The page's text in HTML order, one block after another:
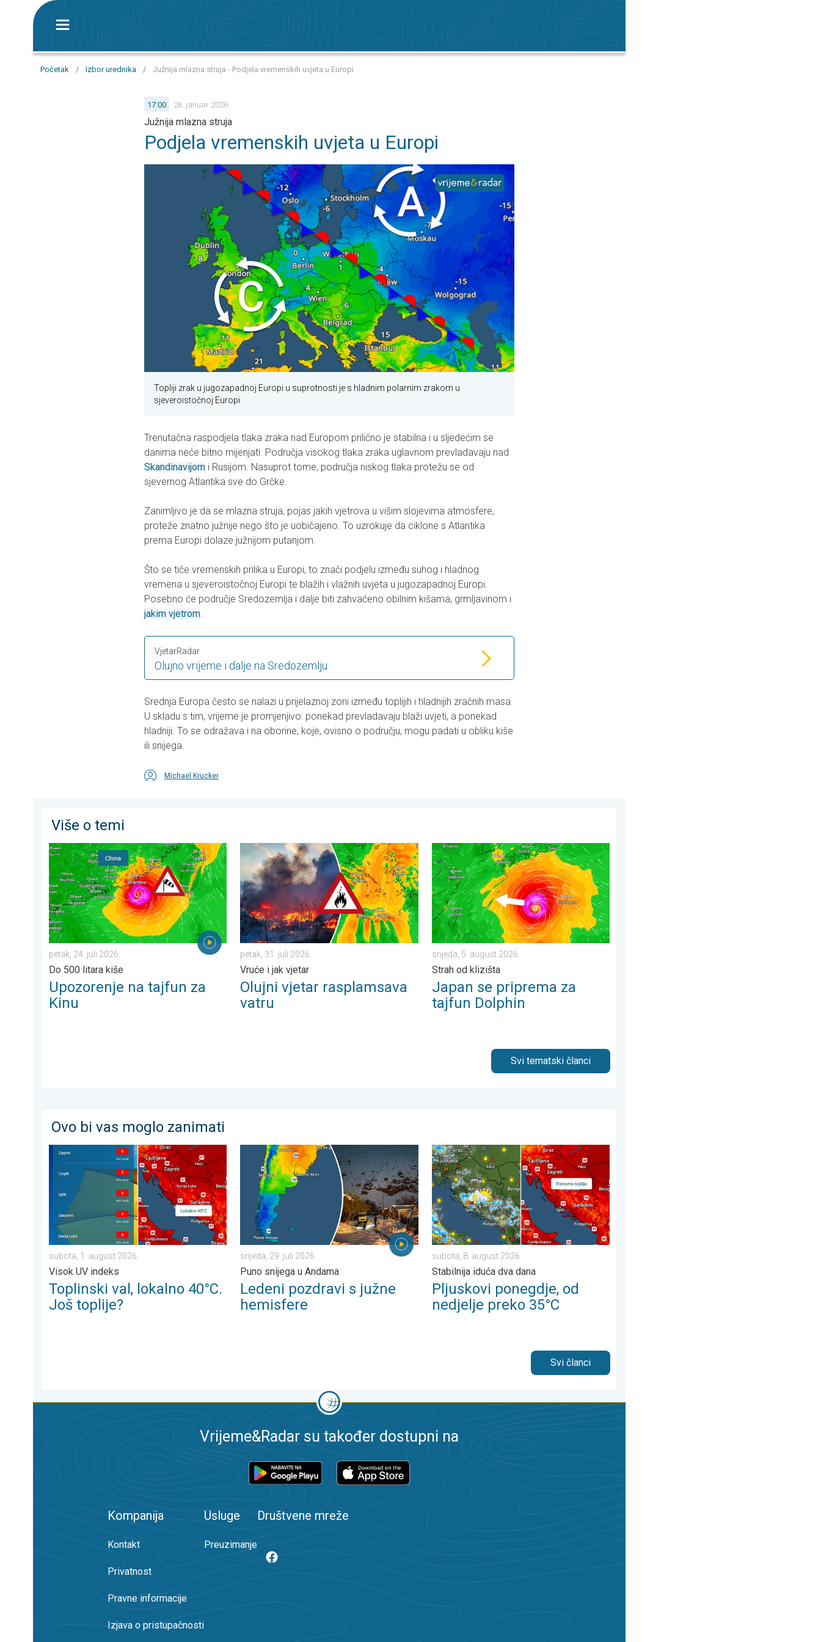
Početak / Izbor urednika / Južnija mlazna struja - Podjela vremenskih uvjeta u Europi
17:00 26. januar 2026.
Južnija mlazna struja
Podjela vremenskih uvjeta u Europi
Topliji zrak u jugozapadnoj Europi u suprotnosti je s hladnim polarnim zrakom u
sjeveroistočnoj Europi.
Trenutačna raspodjela tlaka zraka nad Europom prilično je stabilna i u sljedećim se
danima neće bitno mijenjati. Područja visokog tlaka zraka uglavnom prevladavaju nad
Skandinavijom i Rusijom. Nasuprot tome, područja niskog tlaka protežu se od
sjevernog Atlantika sve do Grčke.
Zanimljivo je da se mlazna struja, pojas jakih vjetrova u višim slojevima atmosfere,
proteže znatno južnije nego što je uobičajeno. To uzrokuje da ciklone s Atlantika
prema Europi dolaze južnijom putanjom.
Što se tiče vremenskih prilika u Europi, to znači podjelu između suhog i hladnog
vremena u sjeveroistočnoj Europi te blažih i vlažnih uvjeta u jugozapadnoj Europi.
Posebno će područje Sredozemlja i dalje biti zahvaćeno obilnim kišama, grmljavinom i
jakim vjetrom.
Olujno vrijeme i dalje na Sredozemlju
VjetarRadar
Srednja Europa često se nalazi u prijelaznoj zoni između toplijih i hladnijih zračnih masa.
U skladu s tim, vrijeme je promjenjivo: ponekad prevladavaju blaži uvjeti, a ponekad
hladniji. To se odražava i na oborine, koje, ovisno o području, mogu padati u obliku kiše
ili snijega.
Michael Krucker
Više o temi
Upozorenje na tajfun za Kinu. Do 500 litara kiše. . . petak, 24. juli 2026.
petak, 24. juli 2026.
Do 500 litara kiše
Upozorenje na tajfun za
Kinu
Olujni vjetar rasplamsava vatru. Vruće i jak vjetar. . . petak, 31. juli 2026.
petak, 31. juli 2026.
Vruće i jak vjetar
Olujni vjetar rasplamsava
vatru
Japan se priprema za tajfun Dolphin. Strah od klizišta. . . srijeda, 5. august 2026.
srijeda, 5. august 2026.
Strah od klizišta
Japan se priprema za
tajfun Dolphin
Svi tematski članci
Ovo bi vas moglo zanimati
Toplinski val, lokalno 40°C. Još toplije?. Visok UV indeks. . . subota, 1. august 2026.
subota, 1. august 2026.
Visok UV indeks
Toplinski val, lokalno 40°C.
Još toplije?
Ledeni pozdravi s južne hemisfere. Puno snijega u Andama. . . srijeda, 29. juli 2026.
srijeda, 29. juli 2026.
Puno snijega u Andama
Ledeni pozdravi s južne
hemisfere
Pljuskovi ponegdje, od nedjelje preko 35°C. Stabilnija iduća dva dana. . . subota, 8. august
subota, 8. august 2026.
Stabilnija iduća dva dana
Pljuskovi ponegdje, od
nedjelje preko 35°C
Svi članci
Vrijeme&Radar su također dostupni na
Kompanija
Kontakt
Privatnost
Pravne informacije
Izjava o pristupačnosti
Usluge
Preuzimanje
Društvene mreže